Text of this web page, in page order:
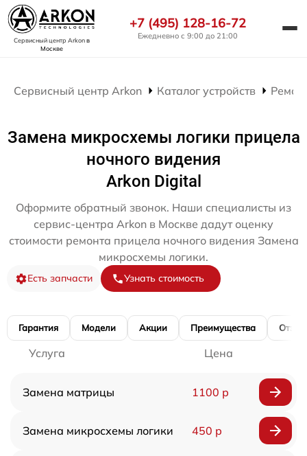
Сервисный центр Arkonв
Москве
+7 (495) 128-16-72
Ежедневно с 9:00 до 21:00
Сервисный центр Arkon Каталог устройств
Замена микросхемы логики прицела
ночного видения
Arkon Digital
Оформите обратный звонок. Наши специалисты из
сервис-центра Arkon в Москве дадут оценку
стоимости ремонта прицела ночного видения Замена
микросхемы логики.
Есть запчасти Узнать стоимость
Гарантия Модели Акции Преимущества
Услуга Цена
Замена матрицы 1100 р
Замена микросхемы логики 450 р